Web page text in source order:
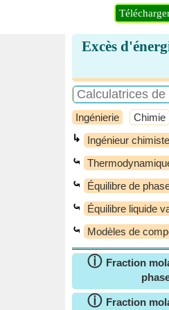
Excès
Ingénierie Chimie
↳ Ingénieur chimiste
⤿
⤿ Équilibre de
⤿ Équilibre liquide
⤿ Modèles de
ⓘ Fraction
ⓘ Fraction